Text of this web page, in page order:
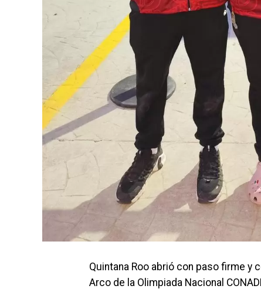
Quintana Roo abrió con paso firme
Arco de la Olimpiada Nacional